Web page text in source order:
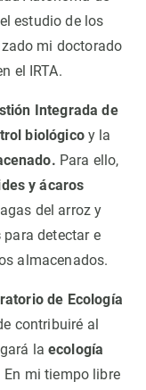
estudio de los
mi doctorado
el IRTA.
Integrada de
biológicoy la
Para ello,
y ácaros
del arroz y
para detectar e
almacenados.
de Ecología
contribuiré al
la ecología
En mi tiempo libre